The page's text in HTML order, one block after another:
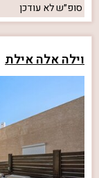
סופ״שלא עודכן
וילה אלה אילת